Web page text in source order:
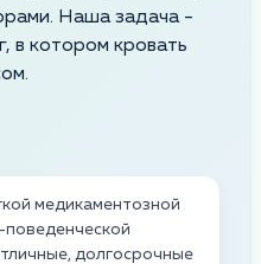
Наша задача -
в котором кровать
медикаментозной
долгосрочные